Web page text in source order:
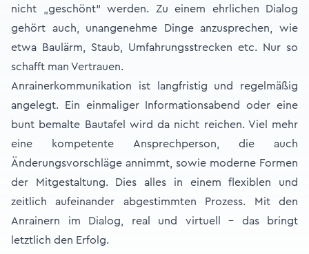
nicht „geschönt“ werden. Zu einem ehrlichen Dialog
gehört auch, unangenehme Dinge anzusprechen, wie
etwa Baulärm, Staub, Umfahrungsstrecken etc. Nur so
schafft man Vertrauen.
Anrainerkommunikation ist langfristig und regelmäßig
angelegt. Ein einmaliger Informationsabend oder eine
bunt bemalte Bautafel wird da nicht reichen. Viel mehr
eine kompetente Ansprechperson, die auch
Änderungsvorschläge annimmt, sowie moderne Formen
der Mitgestaltung. Dies alles in einem flexiblen und
zeitlich aufeinander abgestimmten Prozess. Mit den
Anrainern im Dialog, real und virtuell – das bringt
letztlich den Erfolg.